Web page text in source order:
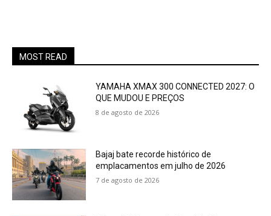
MOST READ
YAMAHA XMAX 300 CONNECTED 2027: O
QUE MUDOU E PREÇOS
8 de agosto de 2026
Bajaj bate recorde histórico de
emplacamentos em julho de 2026
7 de agosto de 2026